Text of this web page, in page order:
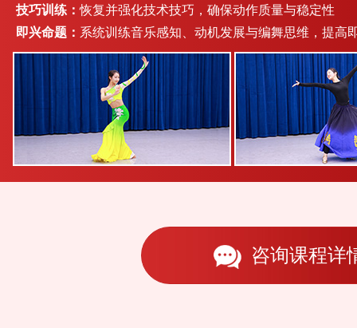
技巧训练：恢复并强化技术技巧，确保动作质量与稳定性
即兴命题： 系统训练音乐感知、动机发展与编舞思维，提高
咨询课程详